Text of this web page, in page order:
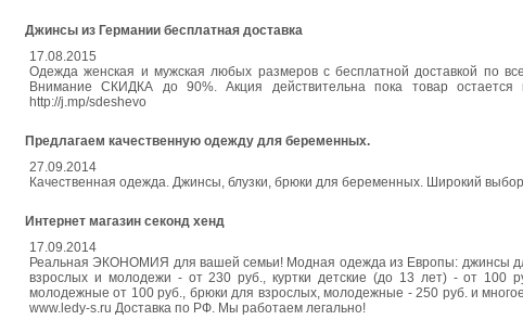
Джинсы из Германии бесплатная доставка
17.08.2015
Одежда женская и мужская любых размеров с бесплатной доставкой по
Внимание СКИДКА до 90%. Акция действительна пока товар
http://j.mp/sdeshevo
Предлагаем качественную одежду для беременных.
27.09.2014
Качественная одежда. Джинсы, блузки, брюки для беременных. Широкий
Интернет магазин секонд хенд
17.09.2014
Реальная ЭКОНОМИЯ для вашей семьи! Модная одежда из Европы: джинсы
взрослых и молодежи - от 230 руб., куртки детские (до 13 лет) - от 100
молодежные от 100 руб., брюки для взрослых, молодежные - 250 руб. и
www.ledy-s.ru Доставка по РФ. Мы работаем легально!